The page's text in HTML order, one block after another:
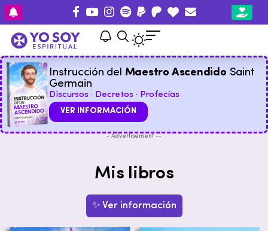
Instrucción del Maestro Ascendido Saint
Germain
Discursos · Decretos · Profecías
VER INFORMACIÓN
- Advertisement --
Mis libros
✨ Ver información